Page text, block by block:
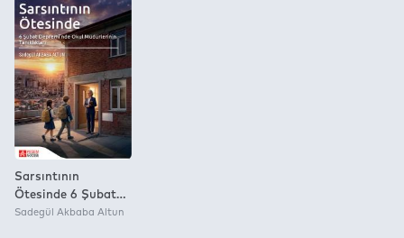
Sarsıntının
Ötesinde 6 Şubat
Depremi’nde Okul
Sadegül Akbaba Altun